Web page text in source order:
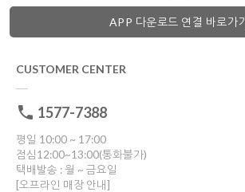
APP 다운로드 연결 바로가기
CUSTOMER CENTER
1577-7388
평일 10:00 ~ 17:00
점심12:00~13:00(통화불가)
택배발송 : 월 ~ 금요일
[오프라인 매장 안내]